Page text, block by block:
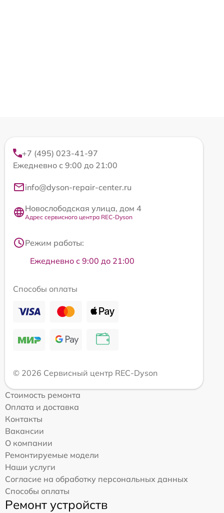
+7 (495) 023-41-97
Ежедневно с 9:00 до 21:00
info@dyson-repair-center.ru
Новослободская улица, дом 4
Адрес сервисного центра REC-Dyson
Режим работы:
Ежедневно с 9:00 до 21:00
Способы оплаты
© 2026 Сервисный центр REC-Dyson
Стоимость ремонта
Оплата и доставка
Контакты
Вакансии
О компании
Ремонтируемые модели
Наши услуги
Согласие на обработку персональных данных
Способы оплаты
Ремонт устройств